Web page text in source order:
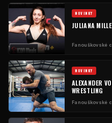
NOVINKY
JULIANA
Fanouškovské
NOVINKY
ALEXANDER
WRESTLING
Fanouškovské